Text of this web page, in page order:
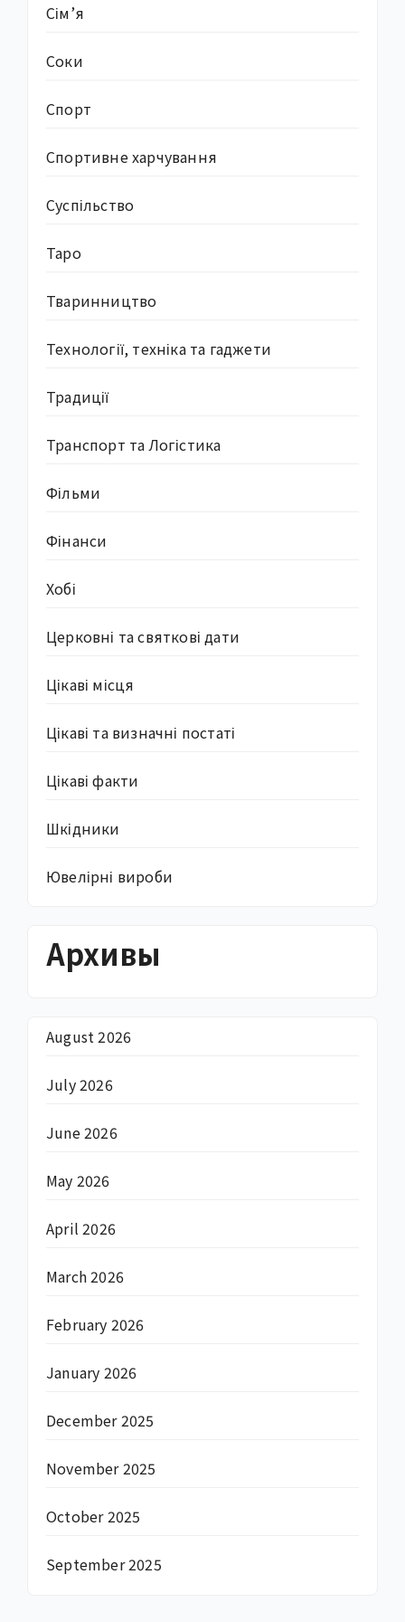
Сім’я
Соки
Спорт
Спортивне харчування
Суcпільство
Таро
Тваринництво
Технології, техніка та гаджети
Традиції
Транспорт та Логістика
Фільми
Фінанси
Хобі
Церковні та святкові дати
Цікаві місця
Цікаві та визначні постаті
Цікаві факти
Шкідники
Ювелірні вироби
Архивы
August 2026
July 2026
June 2026
May 2026
April 2026
March 2026
February 2026
January 2026
December 2025
November 2025
October 2025
September 2025